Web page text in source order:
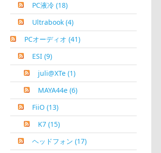
PC液冷 (18)
Ultrabook (4)
PCオーディオ (41)
ESI (9)
juli@XTe (1)
MAYA44e (6)
FiiO (13)
K7 (15)
ヘッドフォン (17)